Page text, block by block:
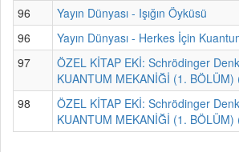
96
Yayın Dünyası - Işığın Öyküsü
96
Yayın Dünyası - Herkes İçin
97
ÖZEL KİTAP EKİ: Schrödinger
KUANTUM MEKANİĞİ (1. BÖLÜM)
98
ÖZEL KİTAP EKİ: Schrödinger
KUANTUM MEKANİĞİ (1.